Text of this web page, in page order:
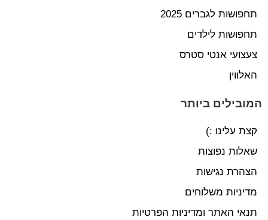
תחפושות לגברים 2025
תחפושות לילדים
צעצועי אנטי סטרס
האלווין
המובילים ביותר
קצת עלינו :)
שאלות נפוצות
הצהרת נגישות
מדיניות משלוחים
תנאי האתר ומדיניות הפרטיות